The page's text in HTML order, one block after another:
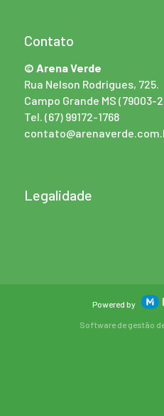
Contato
© Arena Verde
Rua Nelson Rodrigues, 725.
Campo Grande MS (79003-
Tel.(67) 99172-1768
Legalidade
Powered by
Software de gestão